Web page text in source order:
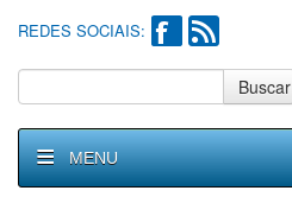
REDES SOCIAIS:
Buscar
MENU